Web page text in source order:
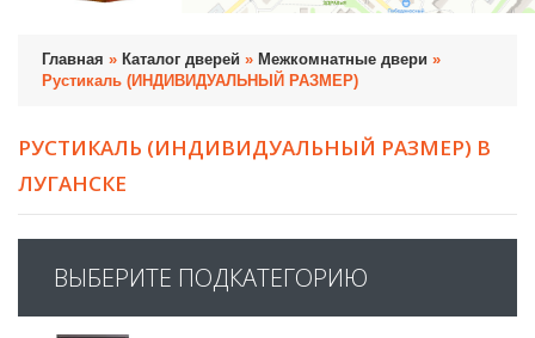
Главная » Каталог дверей » Межкомнатные двери »
Рустикаль (ИНДИВИДУАЛЬНЫЙ РАЗМЕР)
РУСТИКАЛЬ (ИНДИВИДУАЛЬНЫЙ РАЗМЕР) В
ЛУГАНСКЕ
ВЫБЕРИТЕ ПОДКАТЕГОРИЮ